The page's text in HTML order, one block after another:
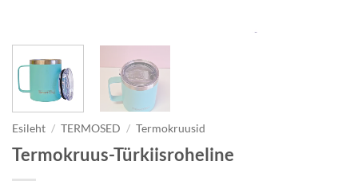
Esileht / TERMOSED / Termokruusid
Termokruus-Türkiisroheline